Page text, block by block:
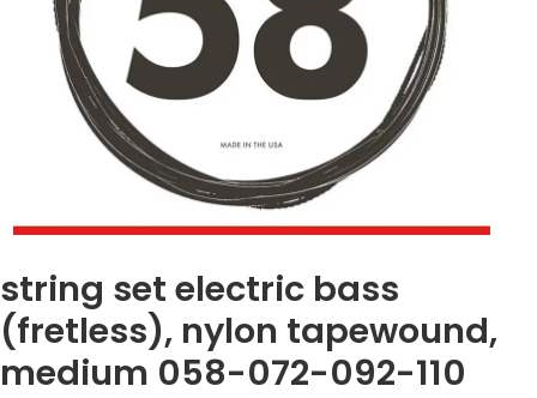
string set electric bass
(fretless), nylon tapewound,
medium 058-072-092-110